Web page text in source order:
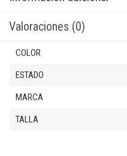
Valoraciones (0)
COLOR
ESTADO
MARCA
TALLA